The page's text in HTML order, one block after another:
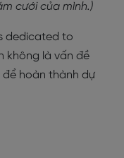
cưới của mình.)
dedicated to
không là vấn đề
hoàn thành dự